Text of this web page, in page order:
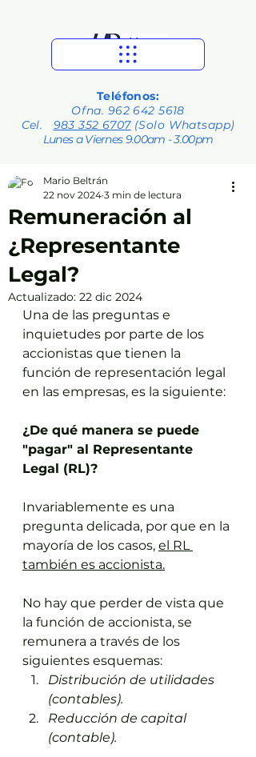
Teléfonos:
Ofna. 962 642 5618
Cel. 983 352 6707(Solo Whatsapp)
Lunes a Viernes 9.00am - 3.00pm
Remuneración al
¿Representante
Legal?
Mario Beltrán
22 nov 2024 3 min de lectura
Actualizado: 22 dic 2024
Una de las preguntas e
inquietudes por parte de los
accionistas que tienen la
función de representación legal
en las empresas, es la siguiente:
¿De qué manera se puede
"pagar" al Representante
Legal (RL)?
Invariablemente es una
pregunta delicada, por que en la
mayoría de los casos, el RL
también es accionista.
No hay que perder de vista que
la función de accionista, se
remunera a través de los
siguientes esquemas:
Distribución de utilidades
(contables).
Reducción de capital
(contable).